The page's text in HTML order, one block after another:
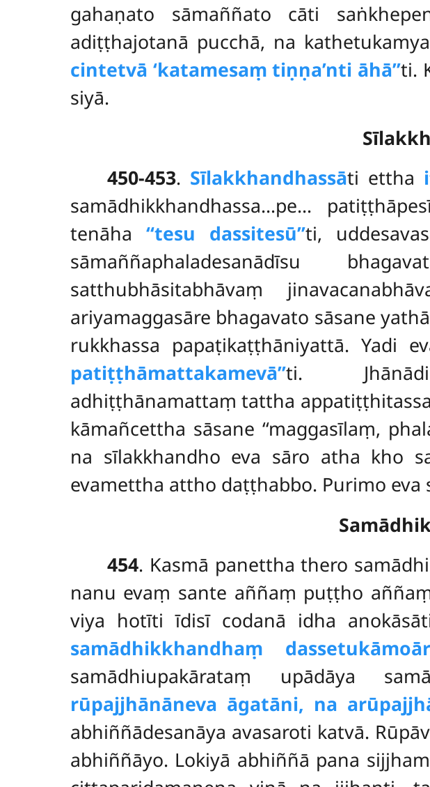
gahaṇato sāmaññato cāti
adiṭṭhajotanā pucchā, na
cintetvā ‘katamesaṃ tiṇṇa’nti āhā’’ti.
siyā.
450-453. Sīlakkhandhassāti ettha
samādhikkhandhassa…pe…
tenāha ‘‘tesu dassitesū’’ti,
sāmaññaphaladesanādīsu
satthubhāsitabhāvaṃ
ariyamaggasāre bhagavato sāsane
rukkhassa papaṭikaṭṭhāniyattā. Yadi
patiṭṭhāmattakamevā’’ti.
adhiṭṭhānamattaṃ tattha
kāmañcettha sāsane ‘‘maggasīlaṃ,
na sīlakkhandho eva sāro atha kho
evamettha attho daṭṭhabbo. Purimo eva
454. Kasmā panettha thero
nanu evaṃ sante aññaṃ puṭṭho
viya hotīti īdisī codanā idha
samādhikkhandhaṃ dassetukāmo
samādhiupakārataṃ upādāya
rūpajjhānāneva āgatāni, na
abhiññādesanāya avasaroti katvā.
abhiññāyo. Lokiyā abhiññā pana